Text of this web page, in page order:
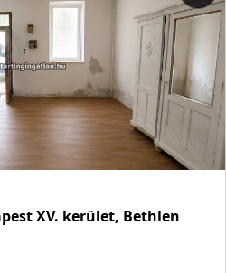
XV. kerület, Bethlen